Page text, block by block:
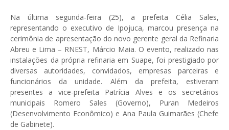
Na última segunda-feira (25), a prefeita Célia Sales,
representando o executivo de Ipojuca, marcou presença na
cerimônia de apresentação do novo gerente geral da Refinaria
Abreu e Lima – RNEST, Márcio Maia. O evento, realizado nas
instalações da própria refinaria em Suape, foi prestigiado por
diversas autoridades, convidados, empresas parceiras e
funcionários da unidade. Além da prefeita, estiveram
presentes a vice-prefeita Patrícia Alves e os secretários
municipais Romero Sales (Governo), Puran Medeiros
(Desenvolvimento Econômico) e Ana Paula Guimarães (Chefe
de Gabinete).